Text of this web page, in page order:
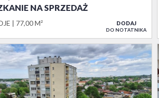
NA SPRZEDAŻ
77,00 M² DODAJ
DO NOTATNIKA